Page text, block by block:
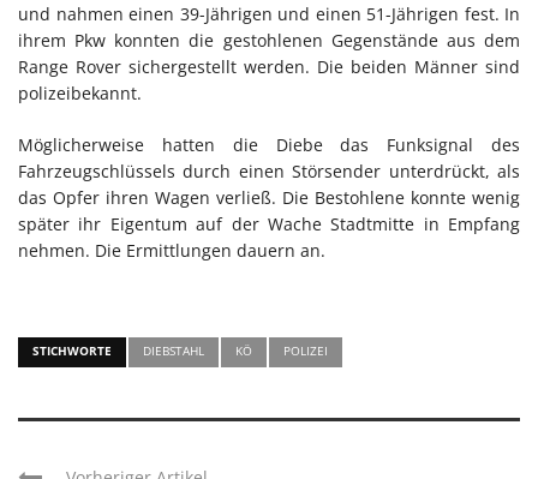
und nahmen einen 39-Jährigen und einen 51-Jährigen fest. In
ihrem Pkw konnten die gestohlenen Gegenstände aus dem
Range Rover sichergestellt werden. Die beiden Männer sind
polizeibekannt.
Möglicherweise hatten die Diebe das Funksignal des
Fahrzeugschlüssels durch einen Störsender unterdrückt, als
das Opfer ihren Wagen verließ. Die Bestohlene konnte wenig
später ihr Eigentum auf der Wache Stadtmitte in Empfang
nehmen. Die Ermittlungen dauern an.
STICHWORTE DIEBSTAHL KÖ POLIZEI